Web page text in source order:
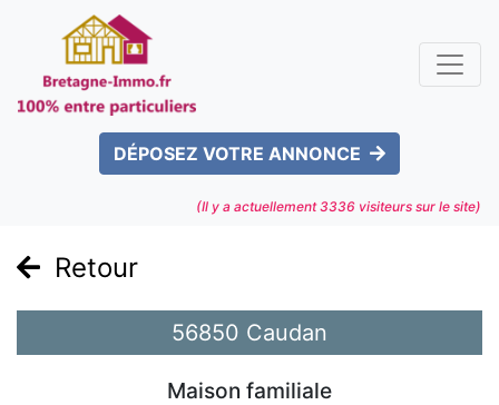
DÉPOSEZ VOTRE ANNONCE
(Il y a actuellement3336 visiteurs sur le site)
Retour
56850 Caudan
Maison familiale